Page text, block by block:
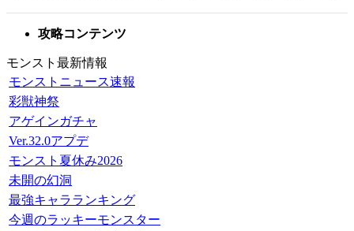
攻略コンテンツ
モンスト最新情報
モンストニュース速報
彩獣神祭
アゲインガチャ
Ver.32.0アプデ
モンスト夏休み2026
未開の幻洞
最強キャラランキング
今週のラッキーモンスター